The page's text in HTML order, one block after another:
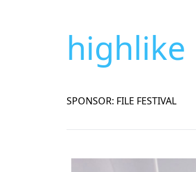
highlike
SPONSOR: FILE FESTIVAL